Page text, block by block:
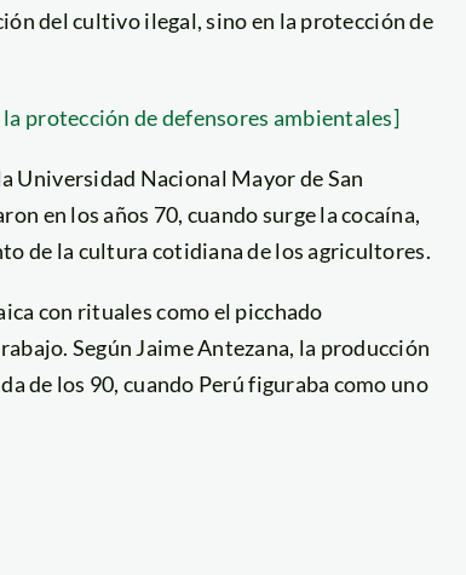
del cultivo ilegal, sino en la protección de
protección de defensores ambientales]
Universidad Nacional Mayor de San
en los años 70, cuando surge la cocaína,
de la cultura cotidiana de los agricultores.
con rituales como el picchado
Según Jaime Antezana, la producción
de los 90, cuando Perú figuraba como uno